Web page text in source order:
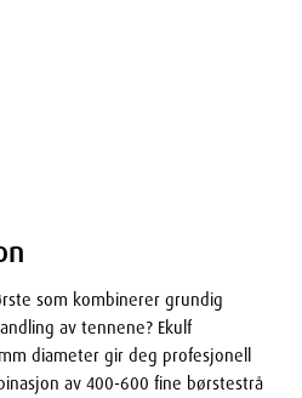
som kombinerer grundig
av tennene? Ekulf
diameter gir deg profesjonell
av 400-600 fine børstestrå